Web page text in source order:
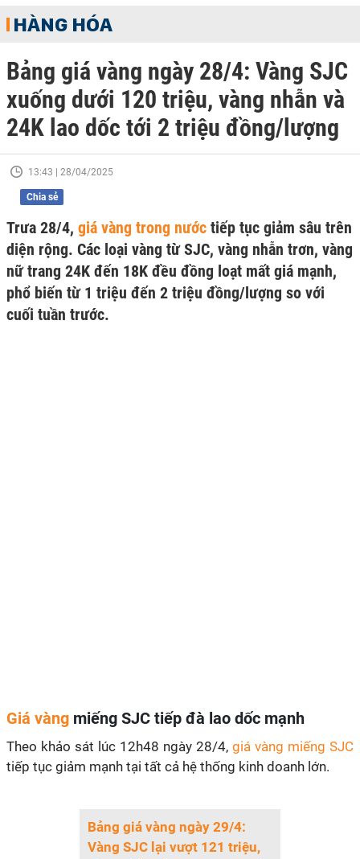
HÀNG HÓA
Bảng giá vàng ngày 28/4: Vàng SJC
xuống dưới 120 triệu, vàng nhẫn và
24K lao dốc tới 2 triệu đồng/lượng
13:43 | 28/04/2025
Chia sẻ
Trưa 28/4, giá vàng trong nước tiếp tục giảm sâu trên
diện rộng. Các loại vàng từ SJC, vàng nhẫn trơn, vàng
nữ trang 24K đến 18K đều đồng loạt mất giá mạnh,
phổ biến từ 1 triệu đến 2 triệu đồng/lượng so với
cuối tuần trước.
Giá vàng miếng SJC tiếp đà lao dốc mạnh
Theo khảo sát lúc 12h48 ngày 28/4, giá vàng miếng SJC
tiếp tục giảm mạnh tại tất cả hệ thống kinh doanh lớn.
Bảng giá vàng ngày 29/4:
Vàng SJC lại vượt 121 triệu,